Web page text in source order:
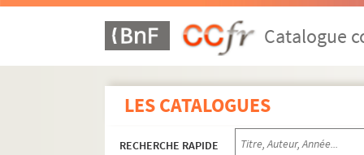
Catalogue
LES CATALOGUES
RECHERCHE RAPIDE